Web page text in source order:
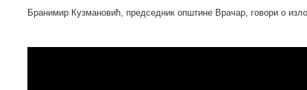
Бранимир Кузмановић, председник општине Врачар, говори о